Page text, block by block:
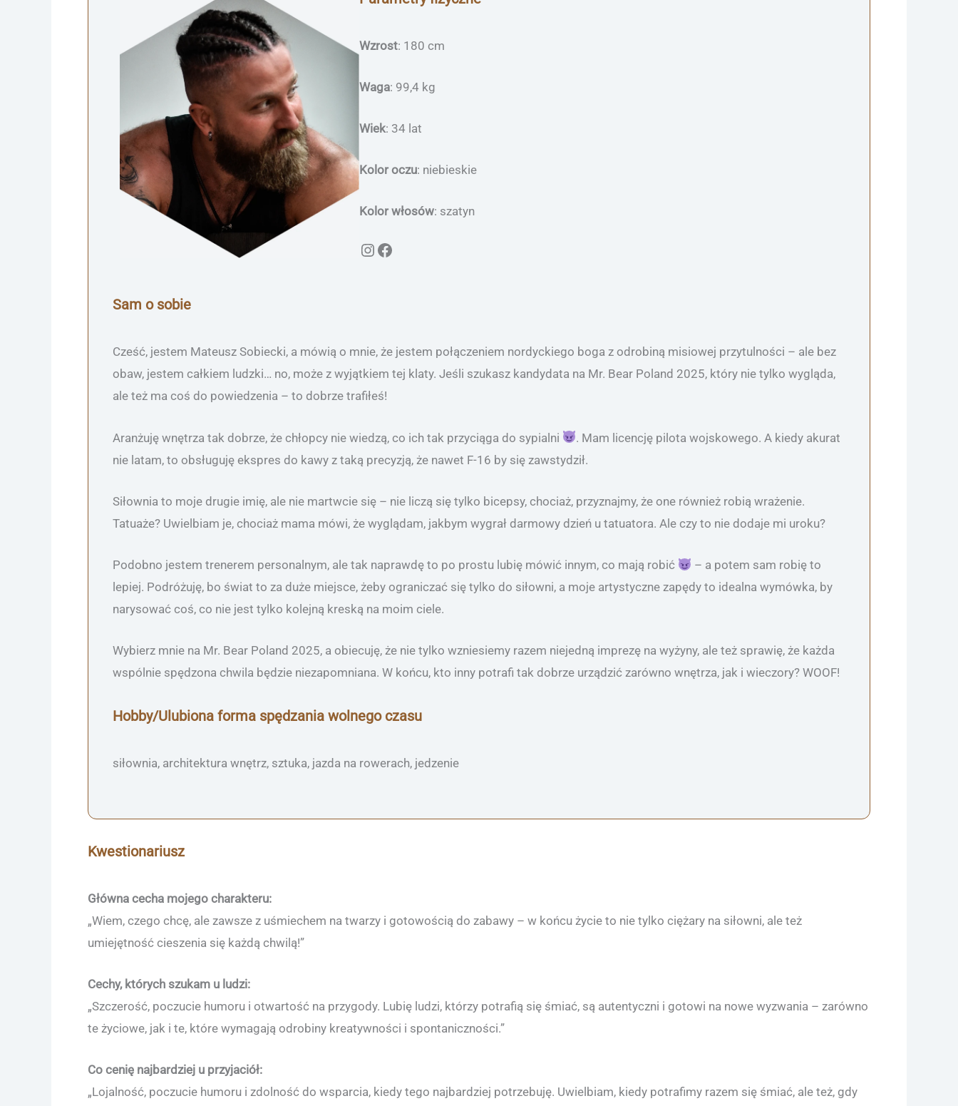
Wzrost: 180 cm
Waga: 99,4 kg
Wiek: 34 lat
Kolor oczu: niebieskie
Kolor włosów: szatyn
Instagram Facebook
Sam o sobie
Cześć, jestem Mateusz Sobiecki, a mówią o mnie, że jestem połączeniem nordyckiego boga z odrobiną misiowej przytulności – ale bez
obaw, jestem całkiem ludzki… no, może z wyjątkiem tej klaty. Jeśli szukasz kandydata na Mr. Bear Poland 2025, który nie tylko wygląda,
ale też ma coś do powiedzenia – to dobrze trafiłeś!
Aranżuję wnętrza tak dobrze, że chłopcy nie wiedzą, co ich tak przyciąga do sypialni
. Mam licencję pilota wojskowego. A kiedy akurat
nie latam, to obsługuję ekspres do kawy z taką precyzją, że nawet F-16 by się zawstydził.
Siłownia to moje drugie imię, ale nie martwcie się – nie liczą się tylko bicepsy, chociaż, przyznajmy, że one również robią wrażenie.
Tatuaże? Uwielbiam je, chociaż mama mówi, że wyglądam, jakbym wygrał darmowy dzień u tatuatora. Ale czy to nie dodaje mi uroku?
Podobno jestem trenerem personalnym, ale tak naprawdę to po prostu lubię mówić innym, co mają robić
– a potem sam robię to
lepiej. Podróżuję, bo świat to za duże miejsce, żeby ograniczać się tylko do siłowni, a moje artystyczne zapędy to idealna wymówka, by
narysować coś, co nie jest tylko kolejną kreską na moim ciele.
Wybierz mnie na Mr. Bear Poland 2025, a obiecuję, że nie tylko wzniesiemy razem niejedną imprezę na wyżyny, ale też sprawię, że każda
wspólnie spędzona chwila będzie niezapomniana. W końcu, kto inny potrafi tak dobrze urządzić zarówno wnętrza, jak i wieczory? WOOF!
Hobby/Ulubiona forma spędzania wolnego czasu
siłownia, architektura wnętrz, sztuka, jazda na rowerach, jedzenie
Kwestionariusz
Główna cecha mojego charakteru:
„Wiem, czego chcę, ale zawsze z uśmiechem na twarzy i gotowością do zabawy – w końcu życie to nie tylko ciężary na siłowni, ale też
umiejętność cieszenia się każdą chwilą!”
Cechy, których szukam u ludzi:
„Szczerość, poczucie humoru i otwartość na przygody. Lubię ludzi, którzy potrafią się śmiać, są autentyczni i gotowi na nowe wyzwania – zarówno
te życiowe, jak i te, które wymagają odrobiny kreatywności i spontaniczności.”
Co cenię najbardziej u przyjaciół:
„Lojalność, poczucie humoru i zdolność do wsparcia, kiedy tego najbardziej potrzebuję. Uwielbiam, kiedy potrafimy razem się śmiać, ale też, gdy